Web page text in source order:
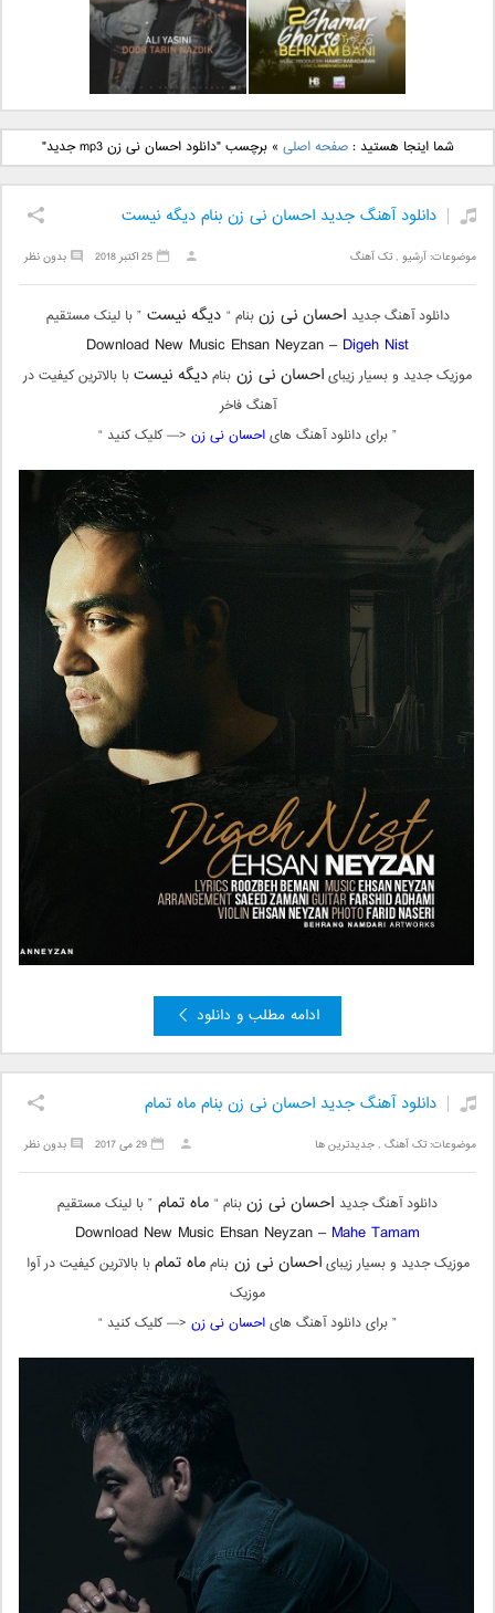
دانلود آهنگ جدید بهنام
بانی بنام قرص قمر 2
دانلود آهنگ جدید علی
یاسینی بنام دورترین نزدیک
شما اینجا هستید :صفحه اصلی »برچسب "دانلود احسان نی زن mp3 جدید"
دانلود آهنگ جدید احسان نی زن بنام دیگه نیست
موضوعات:آرشیو ,تک آهنگ بدون نظر 25 اکتبر 2018
دانلود آهنگ جدید احسان نی زنبنام “ دیگه نیست” با لینک مستقیم
Download New Music Ehsan Neyzan – Digeh Nist
موزیک جدید و بسیار زیبایاحسان نی زن بنامدیگه نیستبا بالاترین کیفیت در
آهنگ فاخر
” برای دانلود آهنگ هایاحسان نی زن <— کلیک کنید “
ادامه مطلب و دانلود
دانلود آهنگ جدید احسان نی زن بنام ماه تمام
موضوعات:تک آهنگ ,جدیدترین ها بدون نظر 29 می 2017
دانلود آهنگ جدید احسان نی زنبنام “ ماه تمام ” با لینک مستقیم
Download New Music Ehsan Neyzan – Mahe Tamam
موزیک جدید و بسیار زیبایاحسان نی زنبنامماه تمامبا بالاترین کیفیت در آوا
موزیک
” برای دانلود آهنگ هایاحسان نی زن <— کلیک کنید “